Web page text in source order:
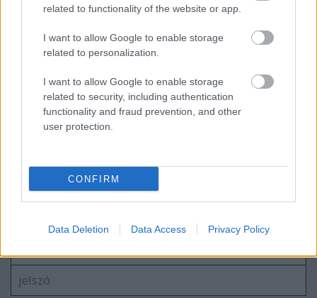
related to functionality of the website or app.
I want to allow Google to enable storage
related to personalization.
I want to allow Google to enable storage
related to security, including authentication
functionality and fraud prevention, and other
user protection.
CONFIRM
Data Deletion Data Access Privacy Policy
Szerelmes egy zongorába
Ki az a Pospischil?
Szólj hozzá!